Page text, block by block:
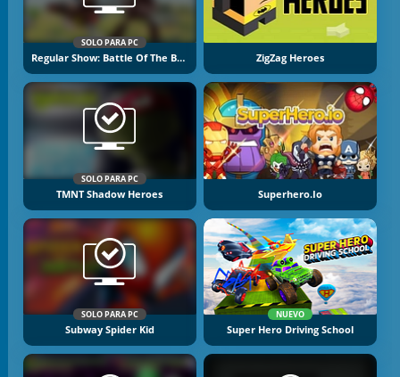
SOLO PARA PC
Regular Show: Battle Of The Behemoths ZigZag Heroes
SOLO PARA PC
TMNT Shadow Heroes Superhero.io
SOLO PARA PC
Subway Spider Kid
NUEVO
Super Hero Driving School